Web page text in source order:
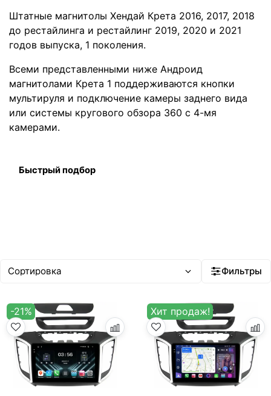
Штатные магнитолы Хендай Крета 2016, 2017, 2018
до рестайлинга и рестайлинг 2019, 2020 и 2021
годов выпуска, 1 поколения.
Всеми представленными ниже Андроид
магнитолами Крета 1 поддерживаются кнопки
мультируля и подключение камеры заднего вида
или системы кругового обзора 360 с 4-мя
камерами.
Быстрый подбор
Фильтры
-21% Хит продаж!